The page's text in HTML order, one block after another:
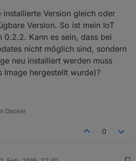
installierte Version gleich oder
Version. So ist mein IoT
0.2.2. Kann es sein, dass bei
nicht möglich sind, sondern
neu installiert werden muss
Image hergestellt wurde)?
Docker
0